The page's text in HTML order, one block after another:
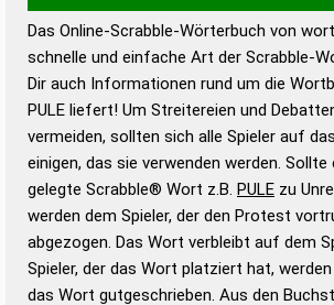
Wortwurzel liefert mit Hilfe eines
Wortanalyse-Algorithmus gute
Wortbedeutung, Worttrennung und
Gültigkeit eines Wortes für das
bestimmen!
zugelassene Turnier
Wörterbücher sind:
Duden –
Duden –
Deutsch
Das Online-Scrabble-Wörterbuch von
schnelle und einfache Art der Scrabble-
Dir auch Informationen rund um die
PULE liefert! Um Streitereien und
vermeiden, sollten sich alle Spieler auf
einigen, das sie verwenden werden.
gelegte Scrabble® Wort z.B. PULE zu
werden dem Spieler, der den Protest
abgezogen. Das Wort verbleibt auf dem
Spieler, der das Wort platziert hat,
das Wort gutgeschrieben. Aus den